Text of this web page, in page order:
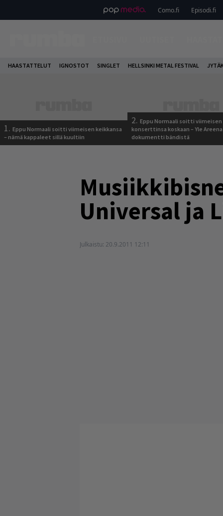
Como.fi Episodi.fi
HAASTATTELUT IGNOSTOT SINGLET HELLSINKI METAL FESTIVAL
1. Eppu Normaali soitti viimeisen keikkansa
– nämä kappaleet sillä kuultiin
2. Eppu Normaali soitti viimeisen
konserttinsa koskaan – Yle
dokumentti bändistä
Universal ja
Julkaistu: 20.9.2011 12:11